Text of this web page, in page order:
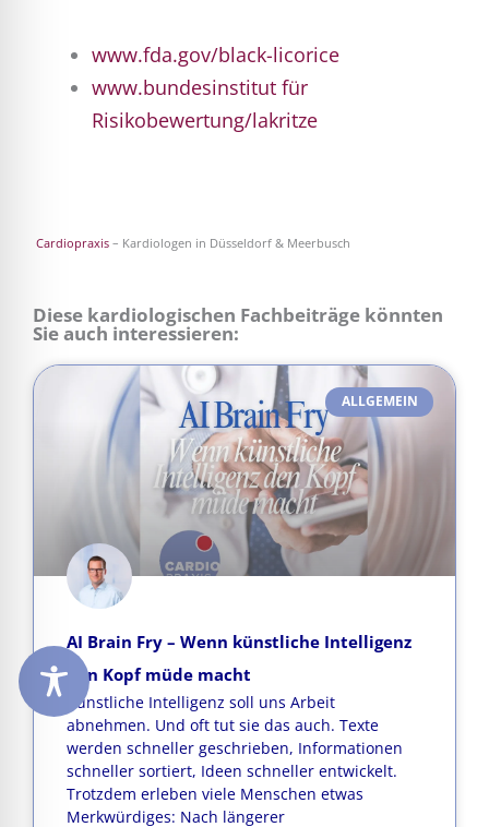
www.fda.gov/black-licorice
www.bundesinstitut für
Risikobewertung/lakritze
Cardiopraxis – Kardiologen in Düsseldorf & Meerbusch
Diese kardiologischen Fachbeiträge könnten
Sie auch interessieren:
ALLGEMEIN
AI Brain Fry – Wenn künstliche Intelligenz
den Kopf müde macht
Künstliche Intelligenz soll uns Arbeit
abnehmen. Und oft tut sie das auch. Texte
werden schneller geschrieben, Informationen
schneller sortiert, Ideen schneller entwickelt.
Trotzdem erleben viele Menschen etwas
Merkwürdiges: Nach längerer